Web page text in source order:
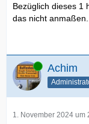
Bezüglich dieses 1
das nicht
Online Achim
1. November 2024 um